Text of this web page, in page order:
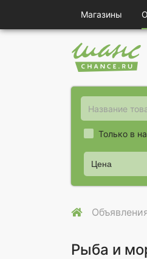
Магазины
Только в
Цена
Рыба и